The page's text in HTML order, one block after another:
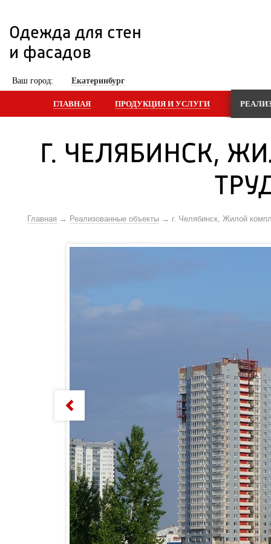
Одежда для стен
и фасадов
Ваш город: Екатеринбург
ГЛАВНАЯ ПРОДУКЦИЯ И УСЛУГИ
Г. ЧЕЛЯБИНСК,
Главная Реализованные объекты г. Челябинск, Жилой